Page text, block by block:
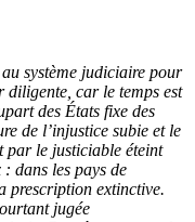
système judiciaire pour
car le temps est
des États fixe des
de l’injustice subie et le
par le justiciable éteint
dans les pays de
prescription extinctive.
jugée